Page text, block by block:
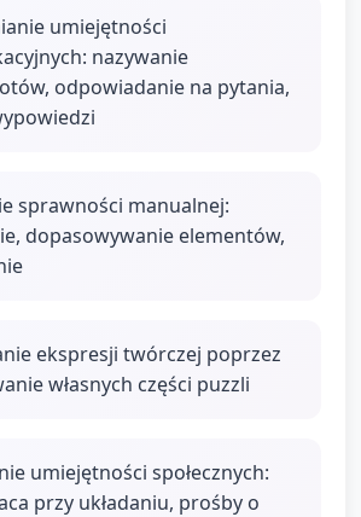
umiejętności
nazywanie
odpowiadanie na pytania,
sprawności manualnej:
dopasowywanie elementów,
ekspresji twórczej poprzez
własnych części puzzli
umiejętności społecznych:
przy układaniu, prośby o